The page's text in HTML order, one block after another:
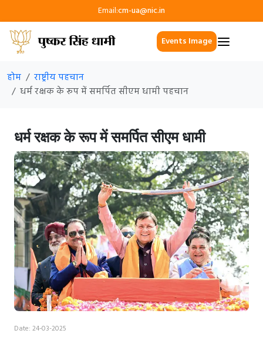
Email:cm-ua@nic.in
Events Image
होम
राष्ट्रीय पहचान
धर्म रक्षक के रूप में समर्पित सीएम धामी पहचान
धर्म रक्षक के रूप में समर्पित सीएम धामी
Date: 24-03-2025